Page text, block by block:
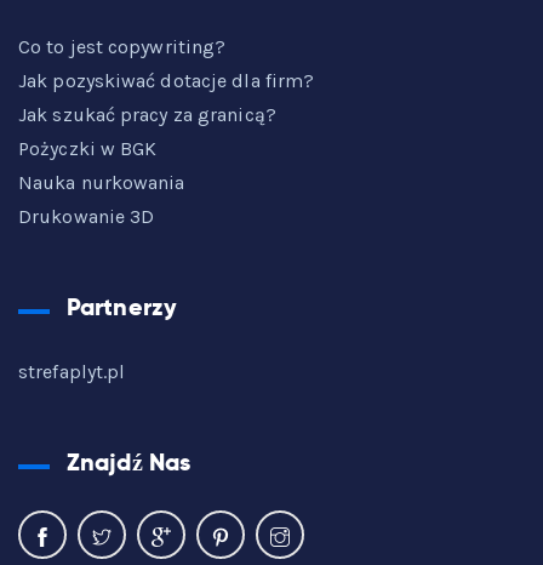
Co to jest copywriting?
Jak pozyskiwać dotacje dla firm?
Jak szukać pracy za granicą?
Pożyczki w BGK
Nauka nurkowania
Drukowanie 3D
Partnerzy
strefaplyt.pl
Znajdź Nas